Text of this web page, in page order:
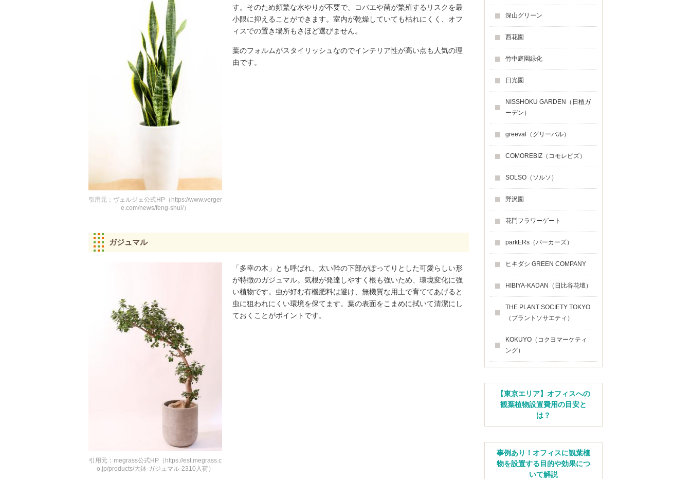
引用元：ヴェルジェ公式HP（https://www.verger
e.com/news/feng-shui/）
す。そのため頻繁な水やりが不要で、コバエや菌が繁殖するリスクを最
小限に抑えることができます。室内が乾燥していても枯れにくく、オフ
ィスでの置き場所もさほど選びません。
葉のフォルムがスタイリッシュなのでインテリア性が高い点も人気の理
由です。
ガジュマル
引用元：megrass公式HP（https://est.megrass.c
o.jp/products/大鉢-ガジュマル-2310入荷）
「多幸の木」とも呼ばれ、太い幹の下部がぽってりとした可愛らしい形
が特徴のガジュマル。気根が発達しやすく根も強いため、環境変化に強
い植物です。虫が好む有機肥料は避け、無機質な用土で育ててあげると
虫に狙われにくい環境を保てます。葉の表面をこまめに拭いて清潔にし
ておくことがポイントです。
深山グリーン
西花園
竹中庭園緑化
日光園
NISSHOKU GARDEN（日植ガ
ーデン）
greeval（グリーバル）
COMOREBIZ（コモレビズ）
SOLSO（ソルソ）
野沢園
花門フラワーゲート
parkERs（パーカーズ）
ヒキダシ GREEN COMPANY
HIBIYA-KADAN（日比谷花壇）
THE PLANT SOCIETY TOKYO
（プラントソサエティ）
KOKUYO（コクヨマーケティ
ング）
【東京エリア】オフィスへの
観葉植物設置費用の目安と
は？
事例あり！オフィスに観葉植
物を設置する目的や効果につ
いて解説